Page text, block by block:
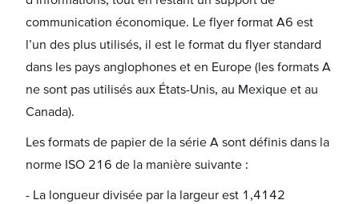
communication économique. Le flyer format A6 est
l’un des plus utilisés, il est le format du flyer standard
dans les pays anglophones et en Europe (les formats A
ne sont pas utilisés aux États-Unis, au Mexique et au
Canada).
Les formats de papier de la série A sont définis dans la
norme ISO 216 de la manière suivante :
- La longueur divisée par la largeur est 1,4142